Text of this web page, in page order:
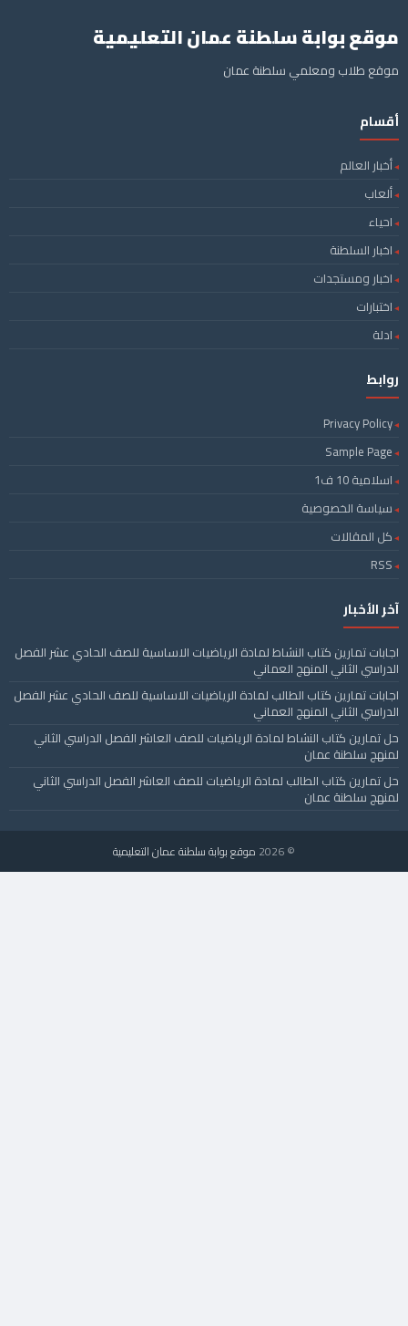
موقع بوابة سلطنة عمان التعليمية
موقع طلاب ومعلمي سلطنة عمان
أقسام
أخبار العالم
ألعاب
احياء
اخبار السلطنة
اخبار ومستجدات
اختبارات
ادلة
روابط
Privacy Policy
Sample Page
اسلامية 10 ف1
سياسة الخصوصية
كل المقالات
RSS
آخر الأخبار
اجابات تمارين كتاب النشاط لمادة الرياضيات الاساسية للصف الحادي عشر الفصل
الدراسي الثاني المنهج العماني
اجابات تمارين كتاب الطالب لمادة الرياضيات الاساسية للصف الحادي عشر الفصل
الدراسي الثاني المنهج العماني
حل تمارين كتاب النشاط لمادة الرياضيات للصف العاشر الفصل الدراسي الثاني
لمنهج سلطنة عمان
حل تمارين كتاب الطالب لمادة الرياضيات للصف العاشر الفصل الدراسي الثاني
لمنهج سلطنة عمان
© 2026 موقع بوابة سلطنة عمان التعليمية